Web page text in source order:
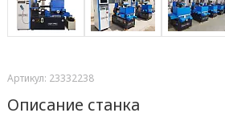
Артикул: 23332238
Описание станка